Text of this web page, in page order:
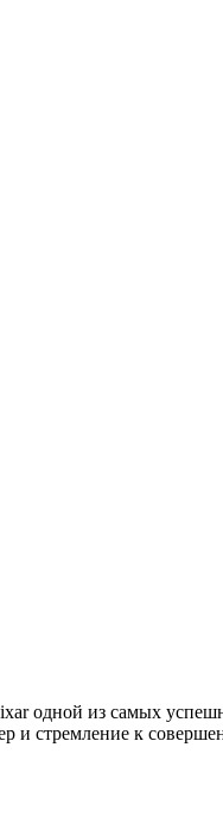
одной из самых
стремление к